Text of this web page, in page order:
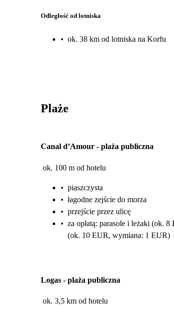
Odległość od lotniska
• ok. 38 km od lotniska na Korfu
Plaże
Canal d’Amour - plaża publiczna
ok. 100 m od hotelu
• piaszczysta
• łagodne zejście do morza
• przejście przez ulicę
• za opłatą: parasole i leżaki (ok.
(ok. 10 EUR, wymiana: 1 EUR)
Logas - plaża publiczna
ok. 3,5 km od hotelu